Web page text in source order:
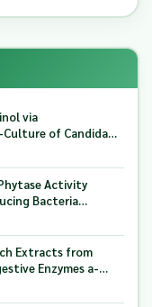
via
of Candida
cerevisiae
Activity
Bacteria
Rice Bran as
Extracts from
Enzymes a-